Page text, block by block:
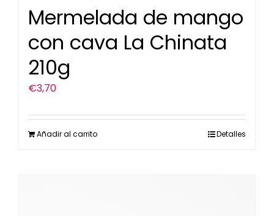
Mermelada de mango
con cava La Chinata
210g
€3,70
Añadir al carrito Detalles